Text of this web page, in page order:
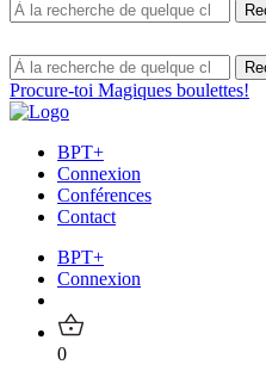
Procure-toi Magiques boulettes!
BPT+
Connexion
Conférences
Contact
BPT+
Connexion
0